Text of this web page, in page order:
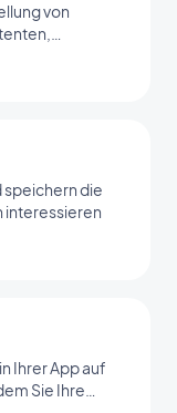
von
speichern die
interessieren
Ihrer App auf
Sie Ihre